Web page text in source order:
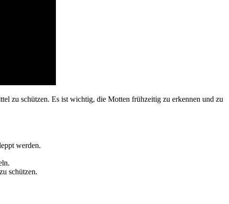
zu schützen. Es ist wichtig, die Motten frühzeitig zu erkennen und zu
werden.
schützen.